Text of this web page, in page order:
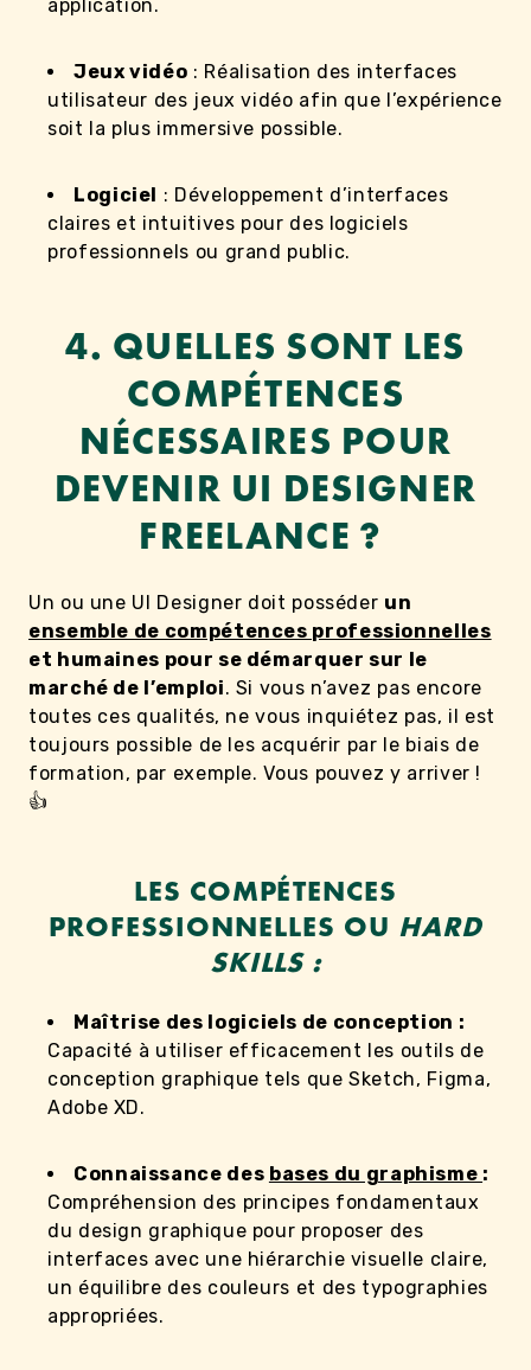
application.
Jeux vidéo : Réalisation des interfaces
utilisateur des jeux vidéo afin que l’expérience
soit la plus immersive possible.
Logiciel
: Développement d’interfaces
claires et intuitives pour des logiciels
professionnels ou grand public.
4. QUELLES SONT LES
COMPÉTENCES
NÉCESSAIRES POUR
DEVENIR UI DESIGNER
FREELANCE ?
Un ou une UI Designer doit posséder un
ensemble de compétences professionnelles
et humaines pour se démarquer sur le
marché de l’emploi. Si vous n’avez pas encore
toutes ces qualités, ne vous inquiétez pas, il est
toujours possible de les acquérir par le biais de
formation, par exemple. Vous pouvez y arriver !
👍
LES COMPÉTENCES
PROFESSIONNELLES OU HARD
SKILLS :
Maîtrise des logiciels de conception :
Capacité à utiliser efficacement les outils de
conception graphique tels que Sketch, Figma,
Adobe XD.
Connaissance des bases du graphisme :
Compréhension des principes fondamentaux
du design graphique pour proposer des
interfaces avec une hiérarchie visuelle claire,
un équilibre des couleurs et des typographies
appropriées.